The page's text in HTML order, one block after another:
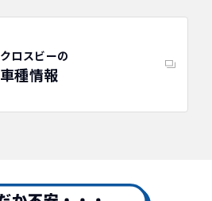
クロスビーの
車種情報